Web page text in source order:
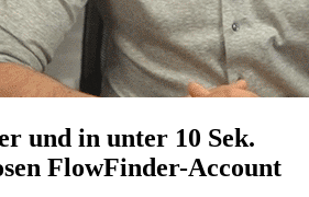
und in unter 10 Sek.
FlowFinder-Account